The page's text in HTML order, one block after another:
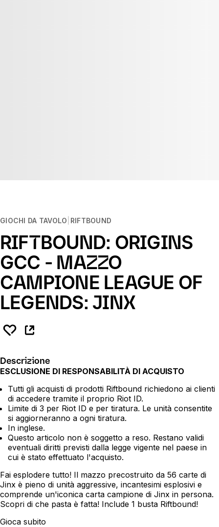
GIOCHI DA TAVOLO RIFTBOUND
RIFTBOUND: ORIGINS
GCC - MAZZO
CAMPIONE LEAGUE OF
LEGENDS: JINX
Descrizione
ESCLUSIONE DI RESPONSABILITÀ DI ACQUISTO
Tutti gli acquisti di prodotti Riftbound richiedono ai clienti
di accedere tramite il proprio Riot ID.
Limite di 3 per Riot ID e per tiratura. Le unità consentite
si aggiorneranno a ogni tiratura.
In inglese.
Questo articolo non è soggetto a reso. Restano validi
eventuali diritti previsti dalla legge vigente nel paese in
cui è stato effettuato l'acquisto.
Fai esplodere tutto! Il mazzo precostruito da 56 carte di
Jinx è pieno di unità aggressive, incantesimi esplosivi e
comprende un'iconica carta campione di Jinx in persona.
Scopri di che pasta è fatta! Include 1 busta Riftbound!
Gioca subito